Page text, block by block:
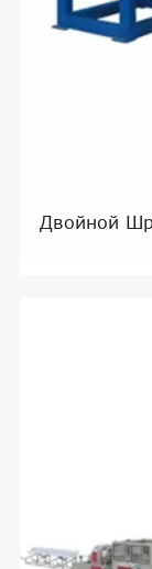
Двойной